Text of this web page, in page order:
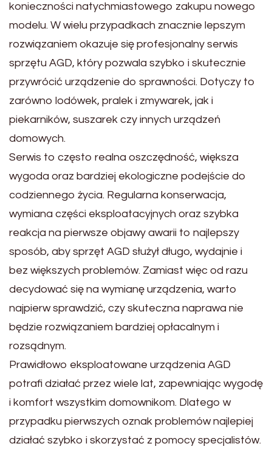
konieczności natychmiastowego zakupu nowego
modelu. W wielu przypadkach znacznie lepszym
rozwiązaniem okazuje się profesjonalny serwis
sprzętu AGD, który pozwala szybko i skutecznie
przywrócić urządzenie do sprawności. Dotyczy to
zarówno lodówek, pralek i zmywarek, jak i
piekarników, suszarek czy innych urządzeń
domowych.
Serwis to często realna oszczędność, większa
wygoda oraz bardziej ekologiczne podejście do
codziennego życia. Regularna konserwacja,
wymiana części eksploatacyjnych oraz szybka
reakcja na pierwsze objawy awarii to najlepszy
sposób, aby sprzęt AGD służył długo, wydajnie i
bez większych problemów. Zamiast więc od razu
decydować się na wymianę urządzenia, warto
najpierw sprawdzić, czy skuteczna naprawa nie
będzie rozwiązaniem bardziej opłacalnym i
rozsądnym.
Prawidłowo eksploatowane urządzenia AGD
potrafi działać przez wiele lat, zapewniając wygodę
i komfort wszystkim domownikom. Dlatego w
przypadku pierwszych oznak problemów najlepiej
działać szybko i skorzystać z pomocy specjalistów.